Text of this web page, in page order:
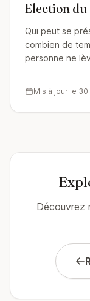
Election du
Qui peut se
combien de
personne ne
Mis à jour le
Découvrez